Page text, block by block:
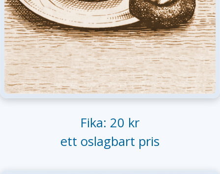
Fika: 20 kr
ett oslagbart pris